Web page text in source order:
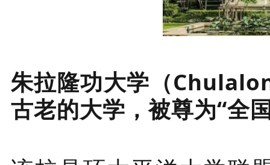
朱拉隆功大学（
古老的大学，被尊为“全